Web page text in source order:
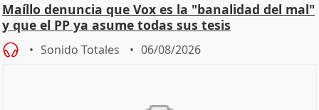
Maíllo denuncia que Vox es la "banalidad del mal"
y que el PP ya asume todas sus tesis
Sonido Totales 06/08/2026